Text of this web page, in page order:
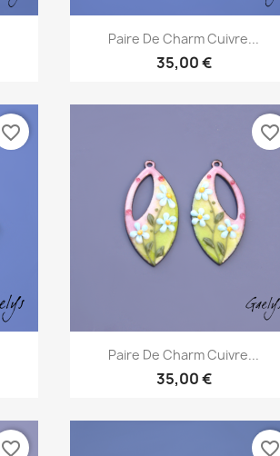
 Aperçu rapide
Paire De Charm Cuivre...
35,00 €
favorite_border
 Aperçu rapide
Paire De Charm Cuivre...
35,00 €
favorite_border
favorite_border favorite_border